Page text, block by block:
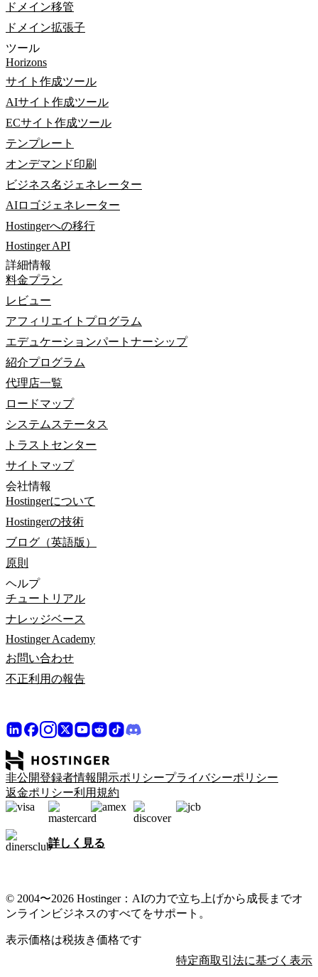
ドメイン移管
ドメイン拡張子
ツール
Horizons
サイト作成ツール
AIサイト作成ツール
ECサイト作成ツール
テンプレート
オンデマンド印刷
ビジネス名ジェネレーター
AIロゴジェネレーター
Hostingerへの移行
Hostinger API
詳細情報
料金プラン
レビュー
アフィリエイトプログラム
エデュケーションパートナーシップ
紹介プログラム
代理店一覧
ロードマップ
システムステータス
トラストセンター
サイトマップ
会社情報
Hostingerについて
Hostingerの技術
ブログ（英語版）
原則
ヘルプ
チュートリアル
ナレッジベース
Hostinger Academy
お問い合わせ
不正利用の報告
非公開登録者情報開示ポリシープライバシーポリシー
返金ポリシー利用規約
詳しく見る
© 2004〜2026 Hostinger：AIの力で立ち上げから成長までオ
ンラインビジネスのすべてをサポート。
表示価格は税抜き価格です
特定商取引法に基づく表示